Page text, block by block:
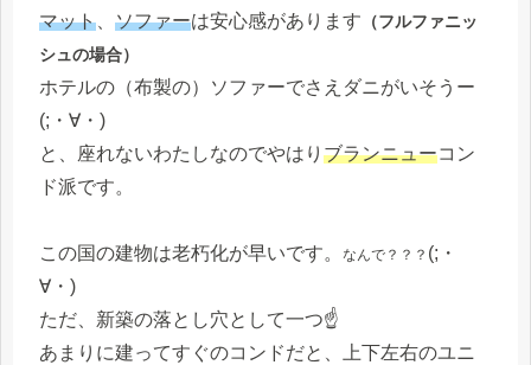
マット、 ソファーは安心感があります （フルファニッ
シュの場合）
ホテルの（布製の）ソファーでさえダニがいそうー
(;・∀・)
と、座れないわたしなのでやはり ブランニューコン
ド派です。
この国の建物は老朽化が早いです。 なんで？？？ (;・
∀・)
ただ、新築の落とし穴として一つ☝
あまりに建ってすぐのコンドだと、上下左右のユニ